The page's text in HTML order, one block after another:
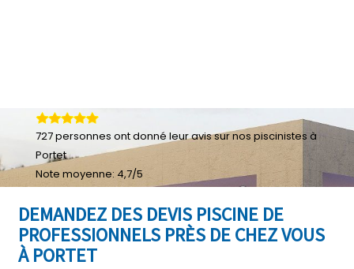
DEMANDEZ DES DEVIS PISCINE DE
PROFESSIONNELS PRÈS DE CHEZ VOUS
À PORTET
727personnes ont donné leuravis sur nos piscinistes à
Portet
Note moyenne: 4,7/5